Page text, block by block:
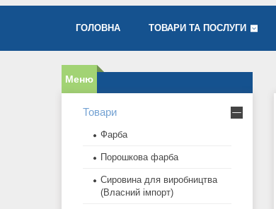
ГОЛОВНА ТОВАРИ ТА ПОСЛУГИ
Товари
Фарба
Порошкова фарба
Сировина для виробництва
(Власний імпорт)